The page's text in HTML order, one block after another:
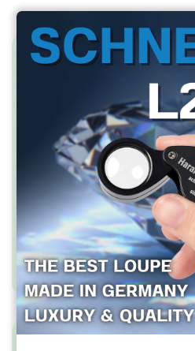
สอบถามข้อมู
บริษัท เอาท์ดอ
2358/2 ถ.ลาดพร้าว
วังทองหลาง ก
โทรศัพท์ 081-
เกี่ยวกั